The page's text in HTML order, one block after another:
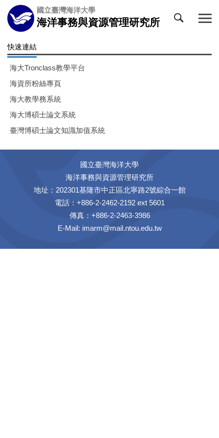
跳
到
主
內
區
國立臺灣海洋大學
海洋事務與資源管理研究所
快速連結
海大Tronclass教學平台
海資所粉絲專頁
海大教學務系統
海大博碩士論文系統
臺灣博碩士論文知識加值系統
國立臺灣海洋大學
海洋事務與資源管理研究所
地址：202301基隆市中正區北寧路2號綜合一館
電話：+886-2-2462-2192 ext 5601
傳真：+886-2-2463-3986
E-Mail: imarm@mail.ntou.edu.tw